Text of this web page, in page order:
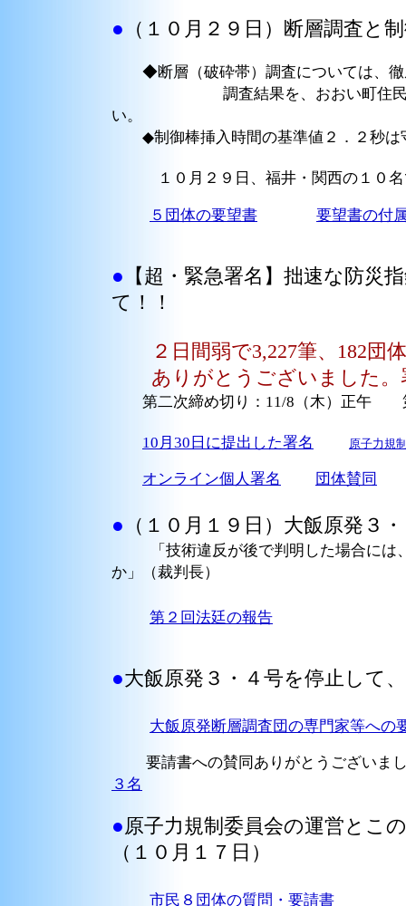
● （１０月２９日）断層調査と
◆断層（破砕帯）調査については、
調査結果を、おおい町住民や周辺
い。
◆制御棒挿入時間の基準値２．２秒
１０月２９日、福井・関西の１０名
５団体の要望書 要望書の付
● 【超・緊急署名】拙速な防災
て！！
２日間弱で3,227筆、182団
ありがとうございました。
第二次締め切り：11/8（木）正午 第
10月30日に提出した署名 原子力規
オンライン個人署名 団体賛同
● （１０月１９日）大飯原発
「技術違反が後で判明した場合に
か」（裁判長）
第２回法廷の報告
●大飯原発３・４号を停止して
大飯原発断層調査団の専門家等へ
要請書への賛同ありがとうござい
３名
●原子力規制委員会の運営とこ
（１０月１７日）
市民８団体の質問・要請書